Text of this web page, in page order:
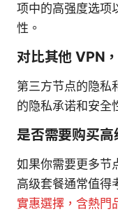
项中的高强度选项
性。
对比其他 VPN
第三方节点的隐私
的隐私承诺和安全
是否需要购买高
如果你需要更多节
高级套餐通常值得
實惠選擇，含熱門